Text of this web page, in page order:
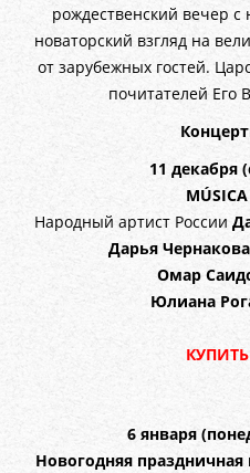
рождественский вечер
новаторский взгляд на
от зарубежных гостей.
почитателей Его
11 декабря
Народный артист России
Дарья
Омар
Юлиана
6 января
Новогодняя